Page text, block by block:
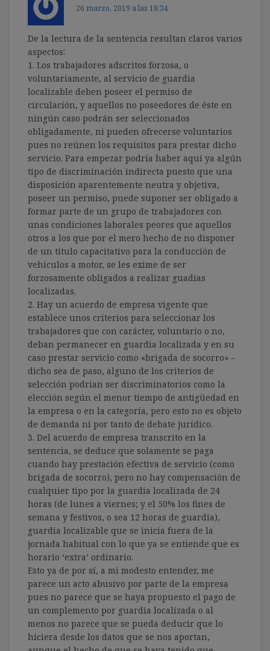
26 marzo, 2019 a las 18:34
De la lectura de la sentencia resultan claros varios
aspectos:
1. Los trabajadores adscritos forzosa, o
voluntariamente, al servicio de guardia
localizable deben poseer el permiso de
circulación, y aquellos no poseedores de éste en
ningún caso podrán ser seleccionados
obligadamente, ni pueden ofrecerse voluntarios
pues no reúnen los requisitos para prestar dicho
servicio. Para empezar podría haber aquí ya algún
tipo de discriminación indirecta puesto que una
disposición aparentemente neutra y objetiva,
poseer un permiso, puede suponer ser obligado a
formar parte de un grupo de trabajadores con
unas condiciones laborales peores que aquellos
otros a los que por el mero hecho de no disponer
de un título capacitativo para la conducción de
vehículos a motor, se les exime de ser
forzosamente obligados a realizar guadias
localizadas.
2. Hay un acuerdo de empresa vigente que
establece unos criterios para seleccionar los
trabajadores que con carácter, voluntario o no,
deban permanecer en guardia localizada y en su
caso prestar servicio como «brigada de socorro» –
dicho sea de paso, alguno de los criterios de
selección podrían ser discriminatorios como la
elección según el menor tiempo de antigüedad en
la empresa o en la categoría, pero esto no es objeto
de demanda ni por tanto de debate jurídico.
3. Del acuerdo de empresa transcrito en la
sentencia, se deduce que solamente se paga
cuando hay prestación efectiva de servicio (como
brigada de socorro), pero no hay compensación de
cualquier tipo por la guardia localizada de 24
horas (de lunes a viernes; y el 50% los fines de
semana y festivos, o sea 12 horas de guardia),
guardia localizable que se inicia fuera de la
jornada habitual con lo que ya se entiende que es
horario ‘extra’ ordinario.
Esto ya de por sí, a mi modesto entender, me
parece un acto abusivo por parte de la empresa
pues no parece que se haya propuesto el pago de
un complemento por guardia localizada o al
menos no parece que se pueda deducir que lo
hiciera desde los datos que se nos aportan,